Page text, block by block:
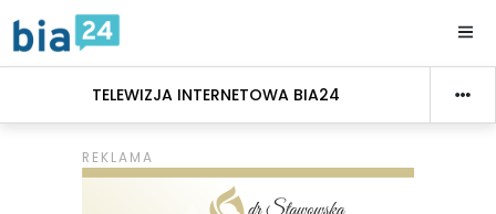
TELEWIZJA INTERNETOWA BIA24